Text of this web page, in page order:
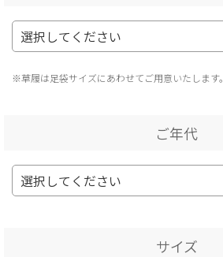
※草履は足袋サイズにあわせてご用意いたします。
ご年代
サイズ